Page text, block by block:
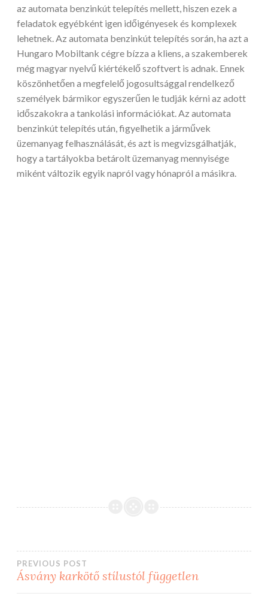
az automata benzinkút telepítés mellett, hiszen ezek a
feladatok egyébként igen időigényesek és komplexek
lehetnek. Az automata benzinkút telepítés során, ha azt a
Hungaro Mobiltank cégre bízza a kliens, a szakemberek
még magyar nyelvű kiértékelő szoftvert is adnak. Ennek
köszönhetően a megfelelő jogosultsággal rendelkező
személyek bármikor egyszerűen le tudják kérni az adott
időszakokra a tankolási információkat. Az automata
benzinkút telepítés után, figyelhetik a járművek
üzemanyag felhasználását, és azt is megvizsgálhatják,
hogy a tartályokba betárolt üzemanyag mennyisége
miként változik egyik napról vagy hónapról a másikra.
Bejegyzés
PREVIOUS POST
Ásvány karkötő stílustól független